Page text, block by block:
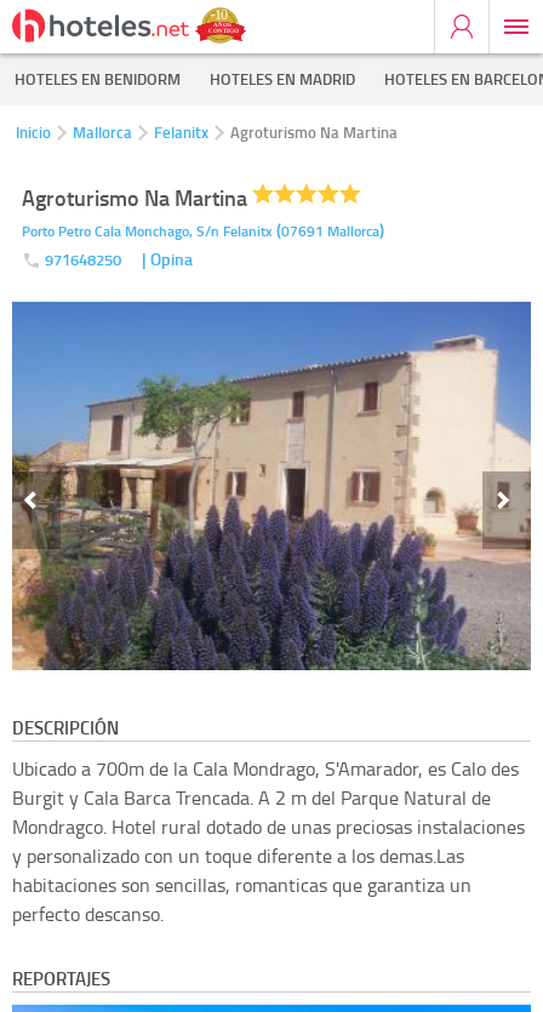
HOTELES EN BENIDORM HOTELES EN MADRID HOTELES EN
Inicio Mallorca Felanitx Agroturismo Na Martina
Agroturismo Na Martina
Porto Petro Cala Monchago, S/n Felanitx (07691 Mallorca)
971648250 | Opina
DESCRIPCIÓN
Ubicado a 700m de la Cala Mondrago, S'Amarador, es Calo des
Burgit y Cala Barca Trencada. A 2 m del Parque Natural de
Mondragco. Hotel rural dotado de unas preciosas instalaciones
y personalizado con un toque diferente a los demas.Las
habitaciones son sencillas, romanticas que garantiza un
perfecto descanso.
REPORTAJES